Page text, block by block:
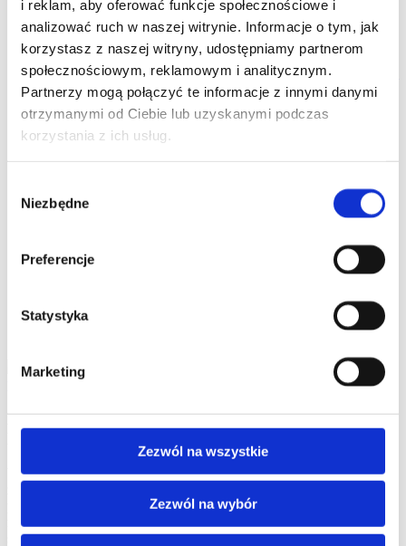
i reklam, aby oferować funkcje społecznościowe i
analizować ruch w naszej witrynie. Informacje o tym, jak
korzystasz z naszej witryny, udostępniamy partnerom
społecznościowym, reklamowym i analitycznym.
Partnerzy mogą połączyć te informacje z innymi danymi
otrzymanymi od Ciebie lub uzyskanymi podczas
korzystania z ich usług.
zgody
Niezbędne
Preferencje
Statystyka
Marketing
Zezwól na wszystkie
Zezwól na wybór
Grille WMF Opiekacze WMF Wyciskarki WMF
Blendery WMF Roboty kuchenne, miksery
WMF
Krajalnice, szatkownice WMF
Gofrownice WMF Maszynki do lodów WMF
Ekspresy do kawy WMF Jajowary WMF
do kawy WMF Młynki do kawy WMF Płyty
indukcyjne WMF
Urządzenia do suszenia i
gotowania WMF Cooler na wino WMF
Pakowarki i zgrzewarki WMF
Zobacz wszystkie
Zestawy
Limitowane edycje SMEG – Sprzęt AGD dla
Większość ludzi postrzega piekarnik, czajnik czy lodówkę jako
pewnej grupy konsumentów, tych którzy rozumieją wartość
rzemiosła i design, sprzęt SMEG to coś więcej. To inwestycja,
symbol gustu i wyraz osobowości.